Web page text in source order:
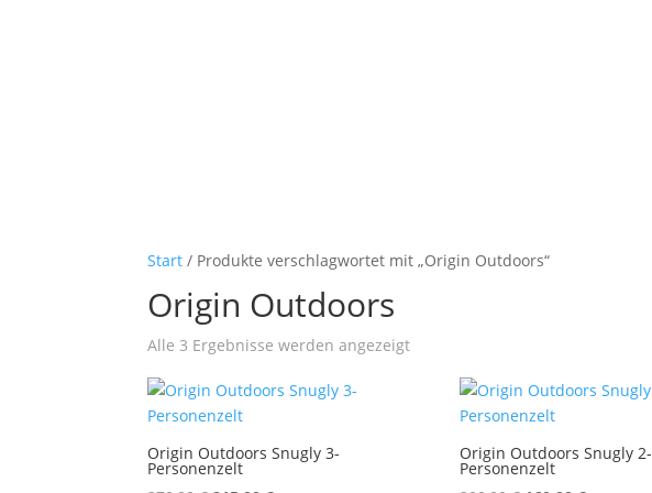
Start / Produkte verschlagwortet mit „Origin Outdoors“
Origin Outdoors
Alle 3 Ergebnisse werden angezeigtNach
sortiert
Origin Outdoors Snugly 3-
Personenzelt
Origin Outdoors Snugly 2-
Personenzelt